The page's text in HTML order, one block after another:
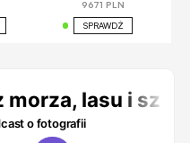
9671 PLN
SPRAWDŹ